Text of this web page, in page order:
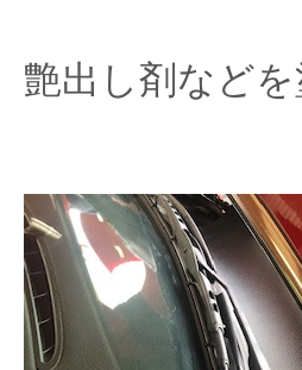
艶出し剤など